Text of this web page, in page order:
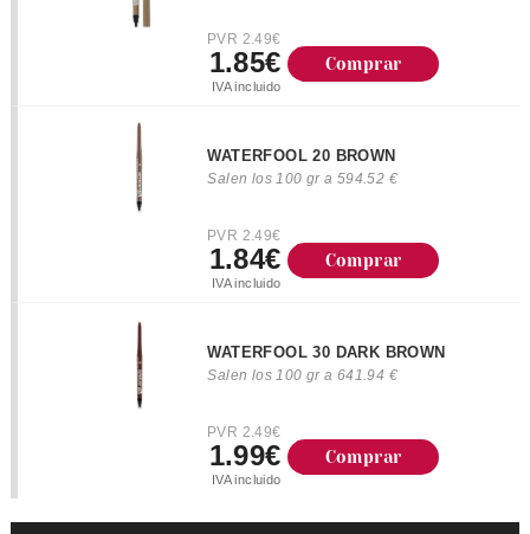
PVR 2.49€
1.85€
IVA incluido
Comprar
WATERFOOL 20 BROWN
Salen los 100 gr a 594.52 €
PVR 2.49€
1.84€
IVA incluido
Comprar
WATERFOOL 30 DARK BROWN
Salen los 100 gr a 641.94 €
PVR 2.49€
1.99€
IVA incluido
Comprar